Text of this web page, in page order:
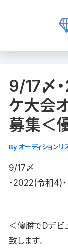
ス
9/17〆
ケ大会
募集＜
By オーディションリ
9/17〆
・2022(令和4)
＜優勝でDデビ
致します。